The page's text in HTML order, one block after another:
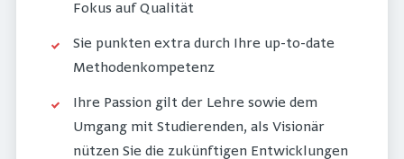
Fokus auf Qualität
Sie punkten extra durch Ihre up-to-date
Methodenkompetenz
Ihre Passion gilt der Lehre sowie dem
Umgang mit Studierenden, als Visionär
nützen Sie die zukünftigen Entwicklungen